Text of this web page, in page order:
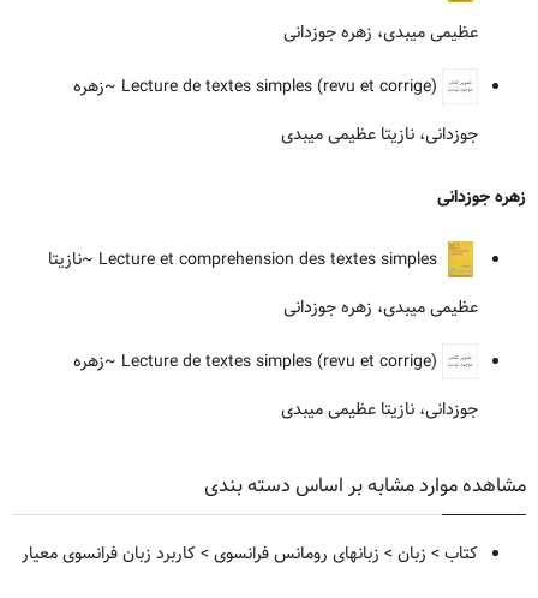
عظیمی میبدی، زهره جوزدانی
~زهره
جوزدانی، نازیتا عظیمی میبدی
زهره جوزدانی
~نازیتا
عظیمی میبدی، زهره جوزدانی
~زهره
جوزدانی، نازیتا عظیمی میبدی
مشاهده موارد مشابه بر اساس دسته بندی
کتاب > زبان > زبانهای رومانس فرانسوی >کاربرد زبان فرانسوی معیار